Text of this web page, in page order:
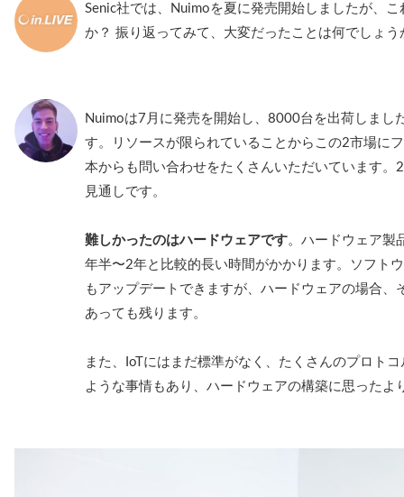
Senic社では、Nuimoを夏に発売開始しましたが、
か？ 振り返ってみて、大変だったことは何でしょう
Nuimoは7月に発売を開始し、8000台を出荷しまし
す。リソースが限られていることからこの2市場に
本からも問い合わせをたくさんいただいています
見通しです。
難しかったのはハードウェアです。ハードウェア製
年半〜2年と比較的長い時間がかかります。ソフト
もアップデートできますが、ハードウェアの場合、
あっても残ります。
また、IoTにはまだ標準がなく、たくさんのプロト
ような事情もあり、ハードウェアの構築に思ったよ